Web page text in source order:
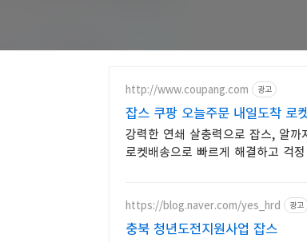
http://www.coupang.com 광고
잡스 쿠팡 오늘주문 내일도착 로
강력한 연쇄 살충력으로 잡스, 알
로켓배송으로 빠르게 해결하고 걱
https://blog.naver.com/yes_hrd 광고
충북 청년도전지원사업 잡스